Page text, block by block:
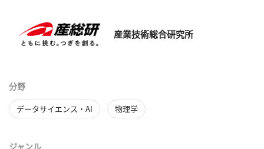
産業技術総合研究所
分野
データサイエンス・AI 物理学
ジャンル